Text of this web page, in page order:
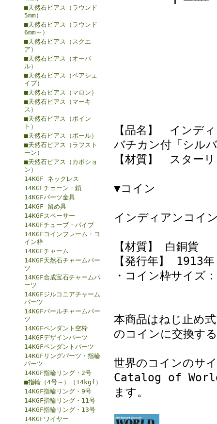
■天然石ピアス（ラウンド
5mm）
■天然石ピアス（ラウンド
6mm～）
■天然石ピアス（スクエ
ア）
■天然石ピアス（オーバ
ル）
■天然石ピアス（ペアシェ
イプ）
■天然石ピアス（マロン）
■天然石ピアス（マーキ
ス）
■天然石ピアス（ポイン
ト）
■天然石ピアス（ボール）
■天然石ピアス（ラフスト
ーン）
■天然石ピアス（カボショ
ン）
14KGF ネックレス
14KGFチェーン・鎖
14KGFパーツ金具
14KGF 留め具
14KGFスペーサー
14KGFチューブ・パイプ
14KGFコインフレーム・コ
イン枠
14KGFチャーム
14KGF天然石チャームパー
ツ
14KGF合成宝石チャームパ
ーツ
14KGFジルコニアチャーム
パーツ
14KGFパールチャームパー
ツ
14KGFペンダント空枠
14KGFデザインパーツ
14KGFペンダントパーツ
14KGFリングパーツ・指輪
パーツ
14KGF指輪リング・2号
■指輪（4号～）（14kgf）
14KGF指輪リング・9号
14KGF指輪リング・11号
14KGF指輪リング・13号
14KGFワイヤー
【品名】 インデ
バチカン付「シル
【材質】 スター
▼コイン
インディアンコイ
【材質】 白銅貨
【発行年】 1913
・コイン枠サイズ
本商品はねじ止め
のコインに交換す
世界のコインのサ
Catalog of World
ます。